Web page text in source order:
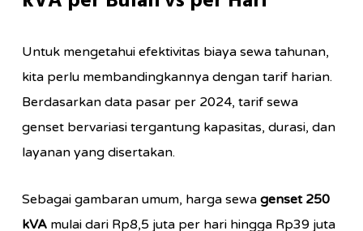
Untuk mengetahui efektivitas biaya sewa tahunan,
kita perlu membandingkannya dengan tarif harian.
Berdasarkan data pasar per 2024, tarif sewa
genset bervariasi tergantung kapasitas, durasi, dan
layanan yang disertakan.
Sebagai gambaran umum, harga sewa genset 250
kVAmulai dari Rp8,5 juta per hari hingga Rp39 juta